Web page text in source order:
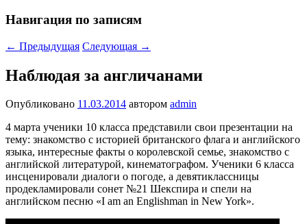
Навигация по записям
← Предыдущая Следующая →
Наблюдая за англичанами
Опубликовано 11.03.2014 автором admin
4 марта ученики 10 класса представили свои презентации на
тему: знакомство с историей британского флага и английского
языка, интересные факты о королевской семье, знакомство с
английской литературой, кинематографом. Ученики 6 класса
инсценировали диалоги о погоде, а девятиклассницы
продекламировали сонет №21 Шекспира и спели на
английском песню «I am an Englishman in New York».